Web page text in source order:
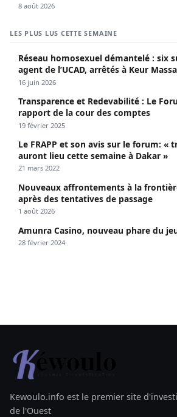
8 août 2026
LES PLUS LUS CETTE SEMAINE
Réseau homosexuel démantelé : six
agent de l’UCAD, arrêtés à Keur
propagé le VIH depuis 2018
16 juin 2026
Transparence et Redevabilité : Le
rapport de la cour des comptes
19 février 2025
Le FRAPP et son avis sur le forum: «
auront lieu cette semaine à Dakar »
21 mars 2022
Nouveaux affrontements à la
après des tentatives de passage
1 août 2026
Amunra Casino, nouveau phare du
28 février 2024
Kewoulo.info est le premier site
de l'Ouest